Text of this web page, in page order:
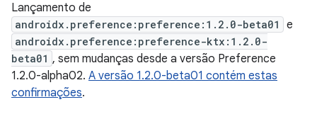
Lançamento de
androidx.preference:preference:1.2.0-beta01 e
androidx.preference:preference-ktx:1.2.0-
beta01 , sem mudanças desde a versão Preference
1.2.0-alpha02. A versão 1.2.0-beta01 contém estas
confirmações.